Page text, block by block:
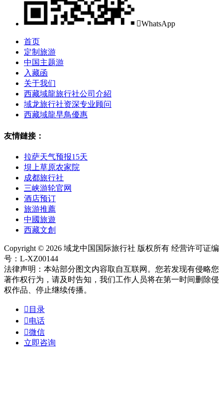
WhatsApp
首页
定制旅游
中国主题游
入藏函
关于我们
西藏域龍旅行社公司介紹
域龙旅行社资深专业顾问
西藏域龍早鳥優惠
友情鏈接：
拉萨天气预报15天
坝上草原农家院
成都旅行社
三峡游轮官网
酒店预订
旅游推薦
中國旅遊
西藏文創
Copyright © 2026 域龙中国国际旅行社 版权所有 经营许可证编
号：L-XZ00144
法律声明：本站部分图文内容取自互联网。您若发现有侵略您
著作权行为，请及时告知，我们工作人员将在第一时间删除侵
权作品、停止继续传播。
 目录
电话
微信
立即咨询